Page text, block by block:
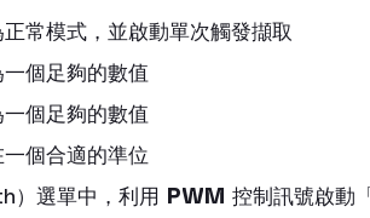
常模式，並啟動單次觸發擷取
個足夠的數值
個足夠的數值
個合適的準位
）選單中，利用 PWM 控制訊號啟動「